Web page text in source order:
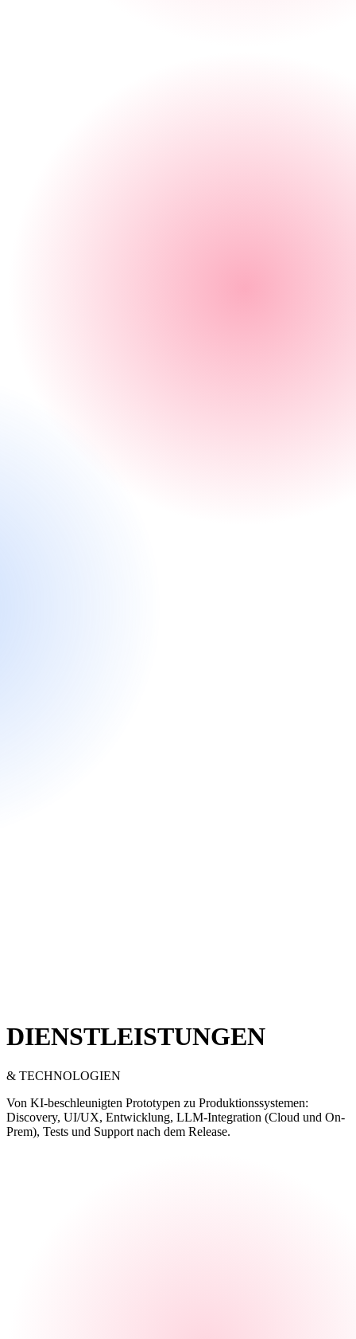
DIENSTLEISTUNGEN
& TECHNOLOGIEN
Von KI-beschleunigten Prototypen zu Produktionssystemen:
Discovery, UI/UX, Entwicklung, LLM-Integration (Cloud und On-
Prem), Tests und Support nach dem Release.